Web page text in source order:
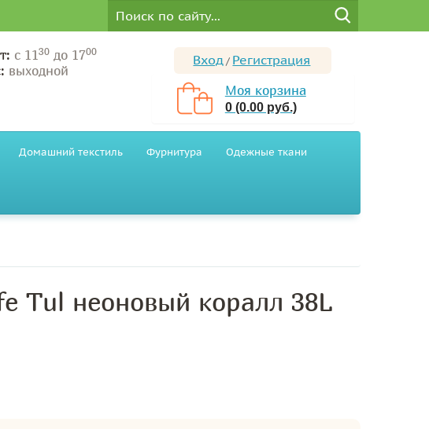
с 1130 до 1700
выходной
Вход / Регистрация
Моя корзина
0 (0.00 руб.)
Домашний текстиль Фурнитура Одежные ткани
Tul неоновый коралл 38L